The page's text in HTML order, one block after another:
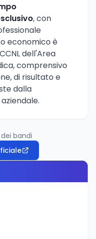
, con
economico è
dell'Area
comprensivo
di risultato e
dalla
bandi